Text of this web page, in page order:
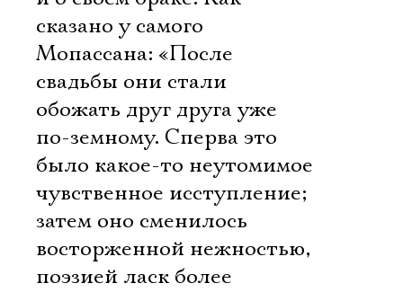
сказано у самого
Мопассана: «После
свадьбы они стали
обожать друг друга уже
по-земному. Сперва это
было какое-то неутомимое
чувственное исступление;
затем оно сменилось
восторженной нежностью,
поэзией ласк более